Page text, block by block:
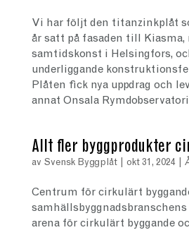
Vi har följt den titanzinkplåt
år satt på fasaden till Kiasma,
samtidskonst i Helsingfors,
underliggande
Plåten fick nya uppdrag och
annat Onsala
Allt fler byggprodukter
av Svensk Byggplåt| okt 31, 2024|
Centrum för cirkulärt
arena för cirkulärt byggande